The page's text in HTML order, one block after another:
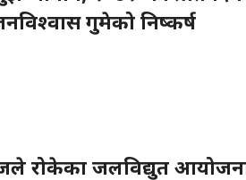
गुमेको निष्कर्ष
रोकेका जलविद्युत